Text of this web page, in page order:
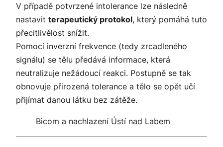
V případě potvrzené intolerance lze následně
nastavit terapeutický protokol, který pomáhá tuto
přecitlivělost snížit.
Pomocí inverzní frekvence (tedy zrcadleného
signálu) se tělu předává informace, která
neutralizuje nežádoucí reakci. Postupně se tak
obnovuje přirozená tolerance a tělo se opět učí
přijímat danou látku bez zátěže.
Bicom a nachlazení Ústí nad Labem